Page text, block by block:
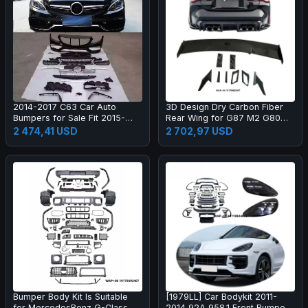
2014-2017 C63 Car Auto
Bumpers for Sale Fit 2015-
2017 New C Class W205 C180
C200l C260l
2 474,41 USD
3D Design Dry Carbon Fiber
Rear Wing for G87 M2 G80
M3 G82 M4 Dry Carbon Fiber
Rear Spoiler High Quality
2 702,97 USD
Bumper Body Kit Is Suitable
[1979LL] Car Bodykit 2011-